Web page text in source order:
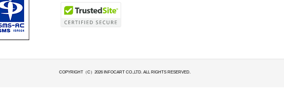
COPYRIGHT（C）2026 INFOCART CO.,LTD. ALL RIGHTS RESERVED.